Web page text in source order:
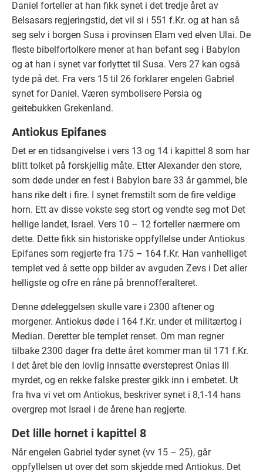
Daniel forteller at han fikk synet i det tredje året av
Belsasars regjeringstid, det vil si i 551 f.Kr. og at han så
seg selv i borgen Susa i provinsen Elam ved elven Ulai. De
fleste bibelfortolkere mener at han befant seg i Babylon
og at han i synet var forlyttet til Susa. Vers 27 kan også
tyde på det. Fra vers 15 til 26 forklarer engelen Gabriel
synet for Daniel. Væren symbolisere Persia og
geitebukken Grekenland.
Antiokus Epifanes
Det er en tidsangivelse i vers 13 og 14 i kapittel 8 som har
blitt tolket på forskjellig måte. Etter Alexander den store,
som døde under en fest i Babylon bare 33 år gammel, ble
hans rike delt i fire. I synet fremstilt som de fire veldige
horn. Ett av disse vokste seg stort og vendte seg mot Det
hellige landet, Israel. Vers 10 – 12 forteller nærmere om
dette. Dette fikk sin historiske oppfyllelse under Antiokus
Epifanes som regjerte fra 175 – 164 f.Kr. Han vanhelliget
templet ved å sette opp bilder av avguden Zevs i Det aller
helligste og ofre en råne på brennofferalteret.
Denne ødeleggelsen skulle vare i 2300 aftener og
morgener. Antiokus døde i 164 f.Kr. under et militærtog i
Median. Deretter ble templet renset. Om man regner
tilbake 2300 dager fra dette året kommer man til 171 f.Kr.
I det året ble den lovlig innsatte øversteprest Onias III
myrdet, og en rekke falske prester gikk inn i embetet. Ut
fra hva vi vet om Antiokus, beskriver synet i 8,1-14 hans
overgrep mot Israel i de årene han regjerte.
Det lille hornet i kapittel 8
Når engelen Gabriel tyder synet (vv 15 – 25), går
oppfyllelsen ut over det som skjedde med Antiokus. Det